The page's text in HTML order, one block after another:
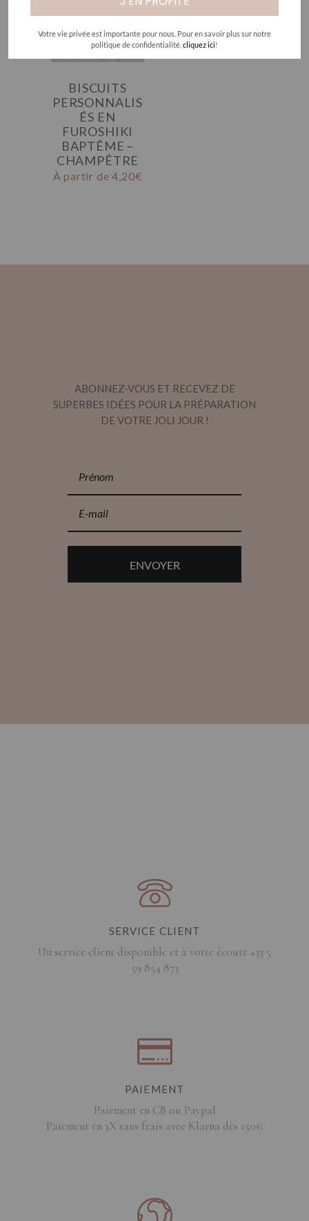
BISCUITS
PERSONNALIS
ÉS EN
FUROSHIKI
BAPTÊME –
CHAMPÊTRE
À partir de4,20€
ABONNEZ-VOUS ET RECEVEZ DE
SUPERBES IDÉES POUR LA PRÉPARATION
DE VOTRE JOLI JOUR !
ENVOYER
SERVICE CLIENT
Un service client disponible et à votre écoute +33 5
59 854 873
PAIEMENT
Paiement en CB ou Paypal
Paiement en 3X sans frais avec Klarna dès 150€
Votre vie privée est importante pour nous. Pour en savoir plus sur notre
politique de confidentialité, cliquez ici!